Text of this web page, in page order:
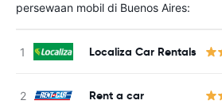
persewaan mobil di Buenos Aires:
Localiza Car Rentals
Rent a car